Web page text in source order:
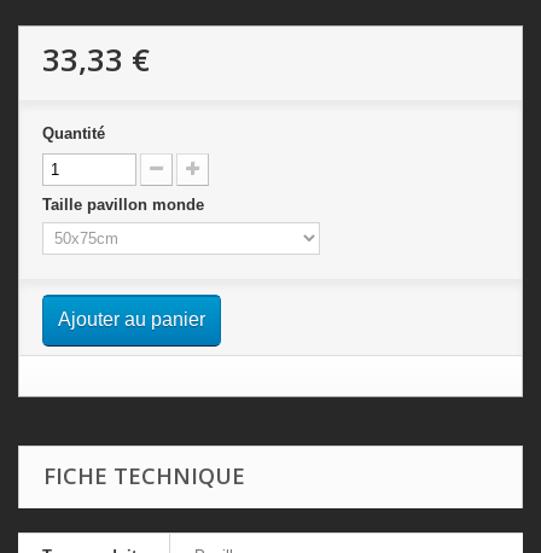
33,33 €
Quantité
Taille pavillon monde
Ajouter au panier
FICHE TECHNIQUE